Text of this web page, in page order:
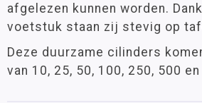
afgelezen kunnen worden.
voetstuk staan zij stevig op
Deze duurzame cilinders
van 10, 25, 50, 100, 250, 500